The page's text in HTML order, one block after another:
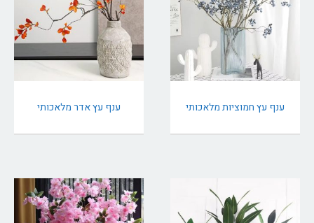
ענף עץ חמוציות מלאכותי ענף עץ אדר מלאכותי